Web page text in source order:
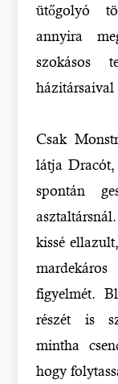
ütőgolyó
annyira
szokásos
házitársaival
Csak
látja Dracót,
spontán
kissé
figyelmét.
részét is
mintha
hogy